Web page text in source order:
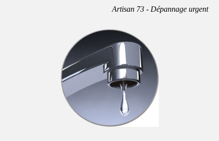
Artisan 73 - Dépannage urgent